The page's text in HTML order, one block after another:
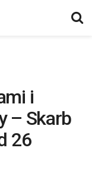
i
– Skarb
26